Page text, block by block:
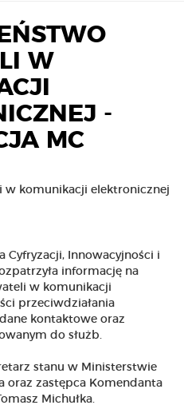
W
-
MC
Cyfryzacji, Innowacyjności i
informację na
w komunikacji
przeciwdziałania
kontaktowe oraz
do służb.
stanu w Ministerstwie
oraz zastępca Komendanta
Michułka.